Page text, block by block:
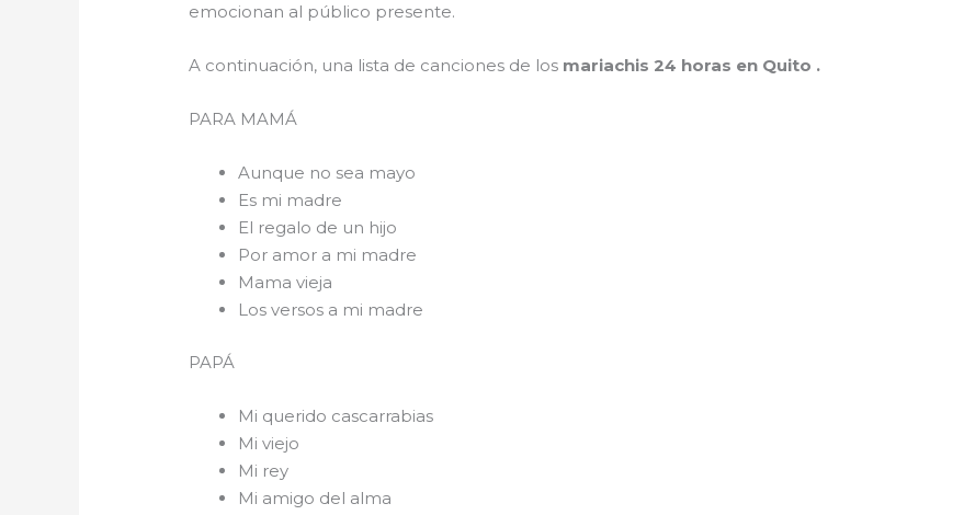
emocionan al público presente.
A continuación, una lista de canciones de los mariachis 24 horas en Quito .
PARA MAMÁ
Aunque no sea mayo
Es mi madre
El regalo de un hijo
Por amor a mi madre
Mama vieja
Los versos a mi madre
PAPÁ
Mi querido cascarrabias
Mi viejo
Mi rey
Mi amigo del alma